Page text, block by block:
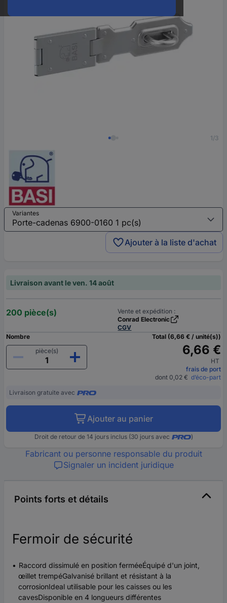
1/3
Variantes
Ajouter à la liste d'achat
Livraison avant le ven. 14 août
200 pièce(s)
Vente et expédition :
Conrad Electronic
CGV
Nombre
pièce(s)
Total (6,66 € / unité(s))
6,66 €
HT
frais de port
dont 0,02 € d’éco-part
Livraison gratuite avec
Ajouter au panier
Droit de retour de 14 jours inclus (30 jours avec )
Fabricant ou personne responsable du produit
Signaler un incident juridique
Points forts et détails
Fermoir de sécurité
Raccord dissimulé en position ferméeÉquipé d'un joint,
œillet trempéGalvanisé brillant et résistant à la
corrosionIdeal utilisable pour les caisses ou les
cavesDisponible en 4 longueurs différentes